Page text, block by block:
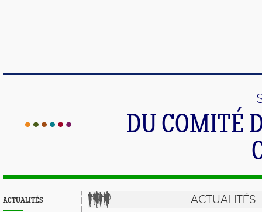
DU COMITÉ
ACTUALITÉS ACTUALITÉS